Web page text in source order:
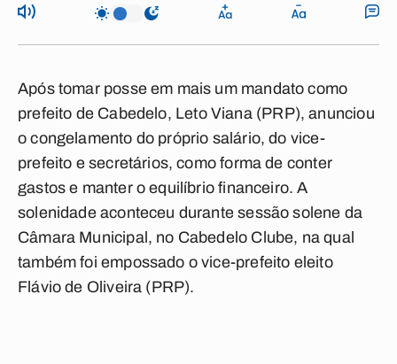
Após tomar posse em mais um mandato como
prefeito de Cabedelo, Leto Viana(PRP), anunciou
o congelamento do próprio salário, do vice-
prefeito e secretários, como forma de conter
gastos e manter o equilíbrio financeiro. A
solenidade aconteceu durante sessão solene da
Câmara Municipal, no Cabedelo Clube, na qual
também foi empossado o vice-prefeito eleito
Flávio de Oliveira (PRP).